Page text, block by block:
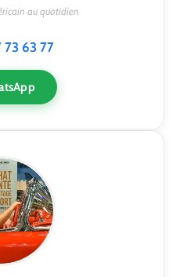
au quotidien
63 77